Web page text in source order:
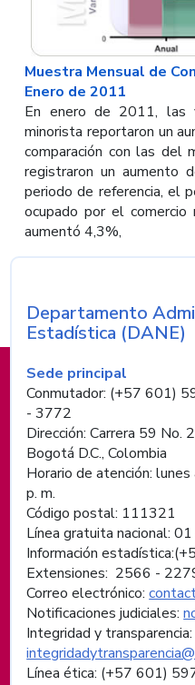
Muestra Mensual de
Enero de 2011
En enero de 2011, las
minorista reportaron un
comparación con las del
registraron un aumento
periodo de referencia, el
ocupado por el
aumentó 4,3%,
Información de
Nombre de la
Departamento
Estadística (DANE)
Sede principal
Conmutador: (+57 601)
- 3772
Dirección: Carrera 59 No.
Bogotá D.C., Colombia
Horario de atención:
p. m.
Código postal: 111321
Línea gratuita nacional:
Información
Extensiones: 2566 -
Correo electrónico:
Notificaciones judiciales:
Integridad y transparencia:
Línea ética: (+57 601)